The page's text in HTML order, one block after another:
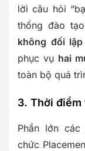
lời câu hỏi
thống đào
không đối
phục vụ hai
toàn bộ quá
3. Thời điểm
Phần lớn
chức